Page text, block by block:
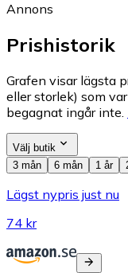
Annons
Prishistorik
Grafen visar lägsta
eller storlek) som
begagnat ingår inte.
Välj butik
3 mån
6 mån 1 år
Lägst nypris just nu
74 kr